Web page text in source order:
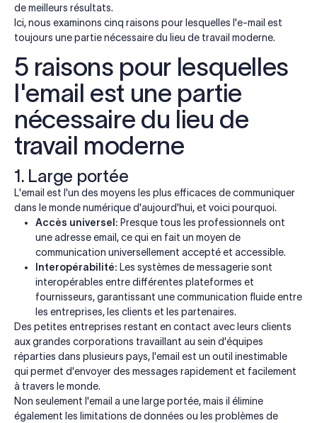
de meilleurs résultats.
Ici, nous examinons cinq raisons pour lesquelles l'e-mail est
toujours une partie nécessaire du lieu de travail moderne.
5 raisons pour lesquelles
l'email est une partie
nécessaire du lieu de
travail moderne
1. Large portée
L'email est l'un des moyens les plus efficaces de communiquer
dans le monde numérique d'aujourd'hui, et voici pourquoi.
Accès universel: Presque tous les professionnels ont
une adresse email, ce qui en fait un moyen de
communication universellement accepté et accessible.
Interopérabilité: Les systèmes de messagerie sont
interopérables entre différentes plateformes et
fournisseurs, garantissant une communication fluide entre
les entreprises, les clients et les partenaires.
Des petites entreprises restant en contact avec leurs clients
aux grandes corporations travaillant au sein d'équipes
réparties dans plusieurs pays, l'email est un outil inestimable
qui permet d'envoyer des messages rapidement et facilement
à travers le monde.
Non seulement l'email a une large portée, mais il élimine
également les limitations de données ou les problèmes de